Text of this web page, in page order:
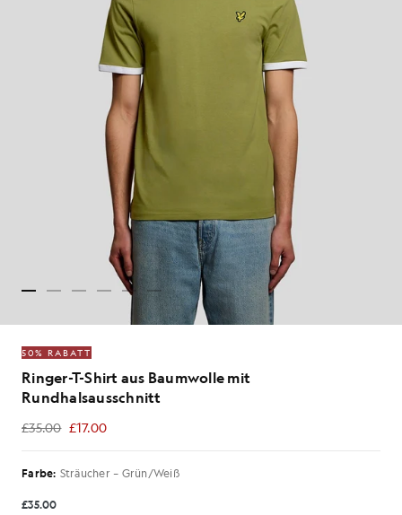
50% RABATT
Ringer-T-Shirt aus Baumwolle mit
Rundhalsausschnitt
£35.00 £17.00
£17.00
Farbe: Sträucher – Grün/Weiß
£35.00